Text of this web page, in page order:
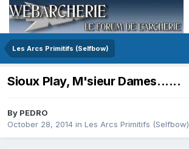
Les Arcs Primitifs (Selfbow)
Sioux Play, M'sieur Dames......
By PEDRO
October 28, 2014 in Les Arcs Primitifs (Selfbow)